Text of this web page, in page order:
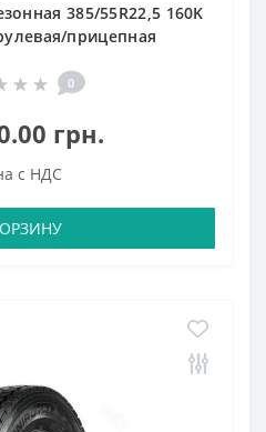
385/55R22,5 160K
прицепная
0
грн.
с НДС